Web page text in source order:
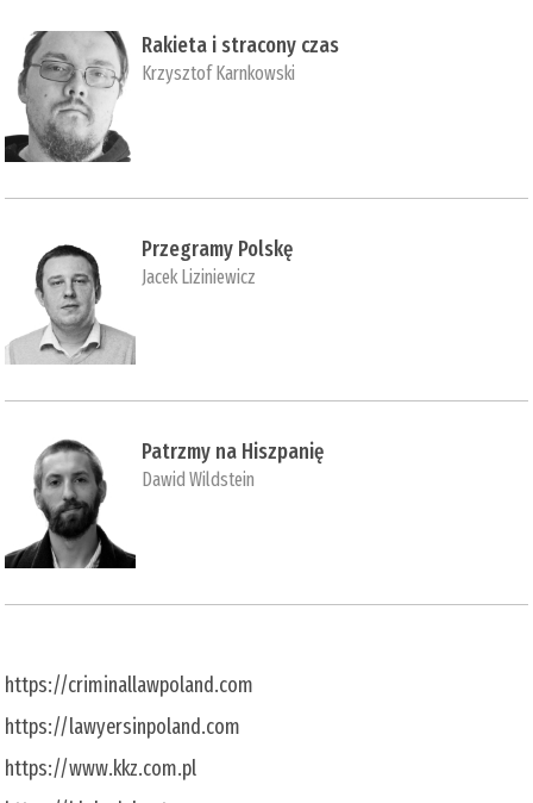
Rakieta i stracony czas
Krzysztof Karnkowski
Przegramy Polskę
Jacek Liziniewicz
Patrzmy na Hiszpanię
Dawid Wildstein
https://criminallawpoland.com
https://lawyersinpoland.com
https://www.kkz.com.pl